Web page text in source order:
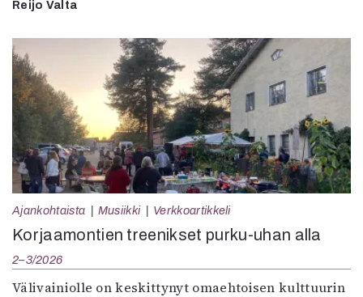
Reijo Valta
Ajankohtaista Musiikki Verkkoartikkeli
Korjaamontien treenikset purku-uhan alla
2–3/2026
Välivainiolle on keskittynyt omaehtoisen kulttuurin